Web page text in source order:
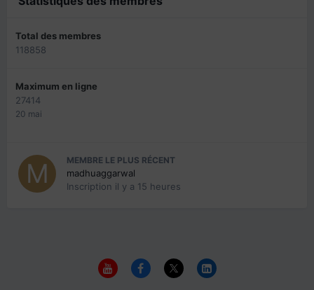
Total des membres
118858
Maximum en ligne
27414
20 mai
MEMBRE LE PLUS RÉCENT
madhuaggarwal
Inscription il y a 15 heures